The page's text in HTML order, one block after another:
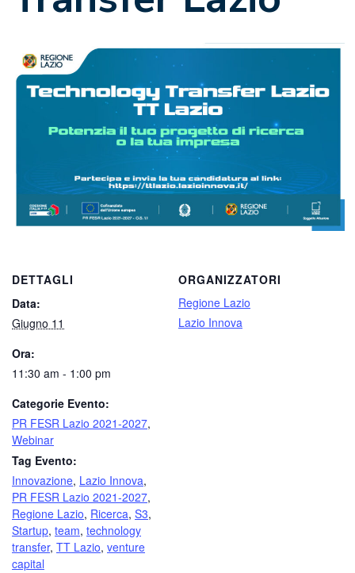
DETTAGLI
Data:
Giugno 11
Ora:
11:30 am - 1:00 pm
Categorie Evento:
PR FESR Lazio 2021-2027,
Webinar
Tag Evento:
Innovazione, Lazio Innova,
PR FESR Lazio 2021-2027,
Regione Lazio, Ricerca, S3,
Startup, team, technology
transfer, TT Lazio, venture
capital
ORGANIZZATORI
Regione Lazio
Lazio Innova